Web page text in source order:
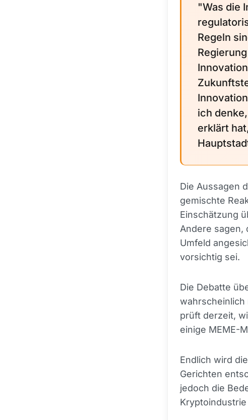
"Was die
Regeln
ich
erklärt
Die Aussagen
gemischte
Einschätzung
Andere sagen,
Umfeld
vorsichtig sei.
Die Debatte
wahrscheinlich
prüft derzeit,
einige MEME-
Endlich wird
Gerichten
jedoch die
Kryptoindustrie